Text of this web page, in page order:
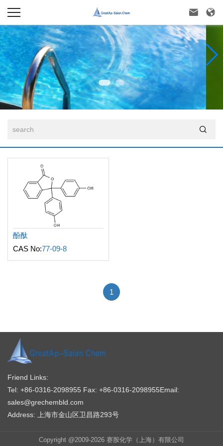
 

酚酞
CAS No:77-09-8
1
Friend Links:
Tel: +86-0316-2098955 Fax: +86-0316-2098955Email:
sales@grechembld.com
Address: 上海市金山区卫昌路293号
Copyright @2009-2026 赛胺化学（上海）有限公司